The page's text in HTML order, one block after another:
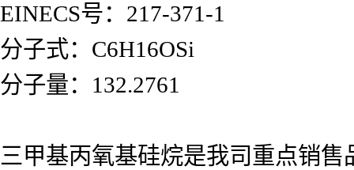
EINECS号：217-371-1
分子式：C6H16OSi
分子量：132.2761
三甲基丙氧基硅烷是我司重点销